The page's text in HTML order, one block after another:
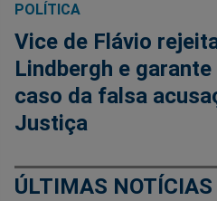
POLÍTICA
Vice de Flávio
Lindbergh e
caso da falsa
Justiça
ÚLTIMAS NOTÍCIAS